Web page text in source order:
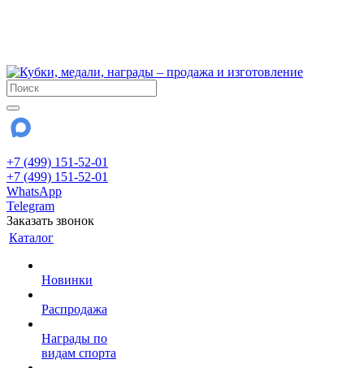
+7 (499) 151-52-01
+7 (499) 151-52-01
WhatsApp
Telegram
Заказать звонок
Каталог
Новинки
Распродажа
Награды по
видам спорта